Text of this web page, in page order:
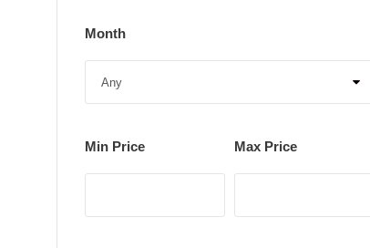
Month
Min Price Max Price